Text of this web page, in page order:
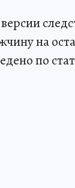
на
по